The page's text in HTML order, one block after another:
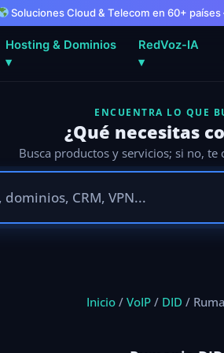
Soluciones Cloud & Telecom en 60+
Hosting & Dominios
▾
RedVoz-IA
▾
ENCUENTRA LO QUE
¿Qué necesitas
Busca productos y servicios; si no, te
Inicio/ VoIP/ DID /